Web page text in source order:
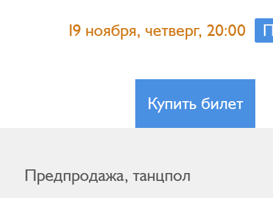
19 ноября, четверг, 20:00
Купить билет
Предпродажа, танцпол